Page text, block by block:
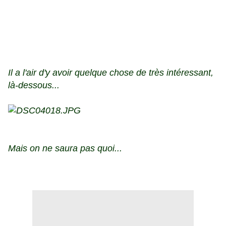
Il a l'air d'y avoir quelque chose de très intéressant,
là-dessous...
Mais on ne saura pas quoi...